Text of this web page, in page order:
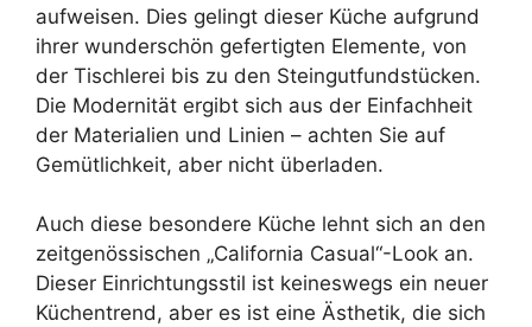
aufweisen. Dies gelingt dieser Küche aufgrund
ihrer wunderschön gefertigten Elemente, von
der Tischlerei bis zu den Steingutfundstücken.
Die Modernität ergibt sich aus der Einfachheit
der Materialien und Linien – achten Sie auf
Gemütlichkeit, aber nicht überladen.
Auch diese besondere Küche lehnt sich an den
zeitgenössischen „California Casual“-Look an.
Dieser Einrichtungsstil ist keineswegs ein neuer
Küchentrend, aber es ist eine Ästhetik, die sich